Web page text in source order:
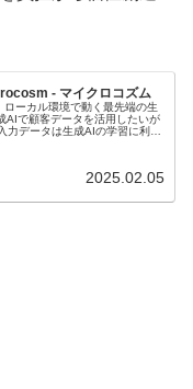
- マイクロコズム
ーカル環境で動く最先端の生
で顧客データを活用したいが
力データは生成AIの学習に利用
2025.02.05